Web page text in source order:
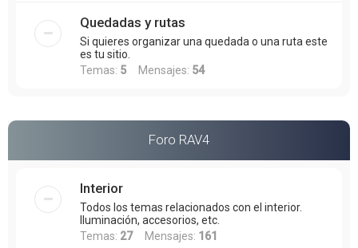
Quedadas y rutas
Si quieres organizar una quedada o una ruta este
es tu sitio.
Temas: 5 Mensajes: 54
Foro RAV4
Interior
Todos los temas relacionados con el interior.
Iluminación, accesorios, etc.
Temas: 27Mensajes: 161